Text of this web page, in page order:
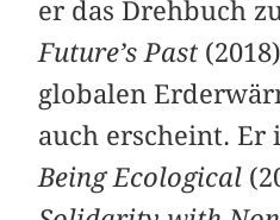
er das Drehbuch
Future’s Past
globalen
auch erscheint.
Being Ecological